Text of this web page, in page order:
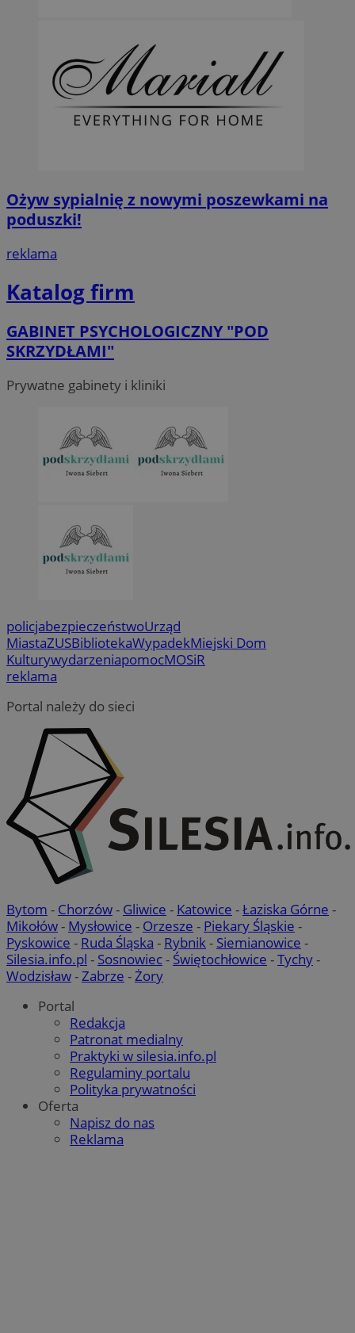
Ożyw sypialnię z nowymi poszewkami na
poduszki!
reklama
Katalog firm
GABINET PSYCHOLOGICZNY "POD
SKRZYDŁAMI"
Prywatne gabinety i kliniki
policjabezpieczeństwoUrząd
MiastaZUSBibliotekaWypadekMiejski Dom
KulturywydarzeniapomocMOSiR
reklama
Portal należy do sieci
Bytom - Chorzów- Gliwice - Katowice -Łaziska Górne -
Mikołów- Mysłowice - Orzesze - Piekary Śląskie -
Pyskowice - Ruda Śląska - Rybnik- Siemianowice -
Silesia.info.pl - Sosnowiec- Świętochłowice -Tychy-
Wodzisław-Zabrze -Żory
Portal
Redakcja
Patronat medialny
Praktyki w silesia.info.pl
Regulaminy portalu
Polityka prywatności
Oferta
Napisz do nas
Reklama